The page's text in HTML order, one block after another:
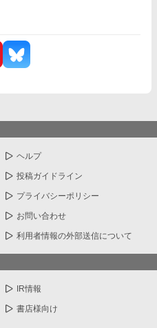
ヘルプ
投稿ガイドライン
プライバシーポリシー
お問い合わせ
利用者情報の外部送信について
IR情報
書店様向け